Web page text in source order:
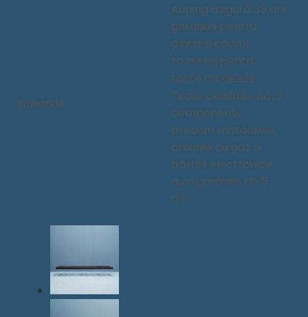
Garanție
Auping asigură 35 ani
garanție pentru
plasa și cadrul
somierei pentru
toate modelele.
Toate celelalte părți
componente
precum motoarele,
arcurile cu gaz și
părțile electronice
au o garanție de 5
ani.